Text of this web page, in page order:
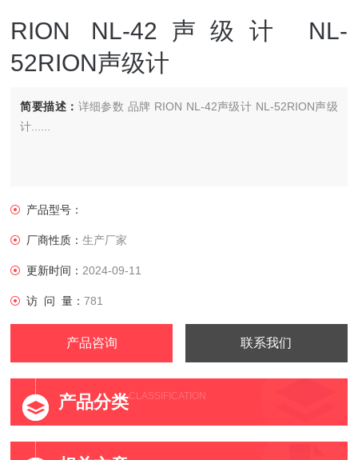
RION NL-42声级计 NL-
52RION声级计
简要描述： 详细参数 品牌 RION NL-42声级计 NL-52RION声级
计......
产品型号：
厂商性质：生产厂家
更新时间： 2024-09-11
访 问 量：781
产品咨询 联系我们
产品分类CLASSIFICATION